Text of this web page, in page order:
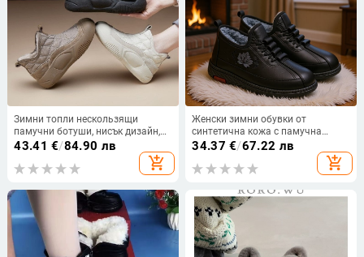
Зимни топли нескользящи
памучни ботуши, нисък дизайн,
горна част от синтетична кожа,
гумена подметка, плюшена
подплата
43.41 €/84.90 лв
add_shopping_cart
Женски зимни обувки от
синтетична кожа с памучна
подплата, водоустойчива и
противохлъзгаща PVC подметка,
леки и удобни за ежедневна
34.37 €/67.22 лв
add_shopping_cart